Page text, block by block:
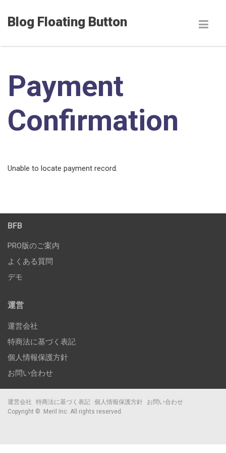
Blog Floating Button
Payment
Confirmation
Unable to locate payment record.
BFB
PRO版のご案内
よくある質問
デモ
運営
運営会社
特商法に基づく表記
個人情報保護方針
お問い合わせ
運営会社 特商法に基づく表記 個人情報保護方針
お問い合わせ
Copyright ©
Meril Inc. All rights reserved.